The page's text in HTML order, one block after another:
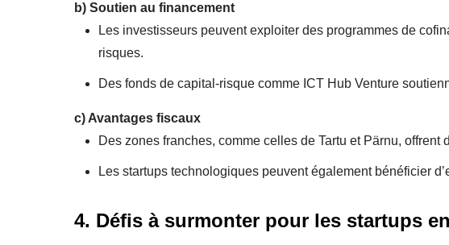
b) Soutien au financement
Les investisseurs peuvent exploiter des programmes de
risques.
Des fonds de capital-risque comme ICT Hub Venture
c) Avantages fiscaux
Des zones franches, comme celles de Tartu et Pärnu, offrent
Les startups technologiques peuvent également bénéficier
4. Défis à surmonter pour les startups